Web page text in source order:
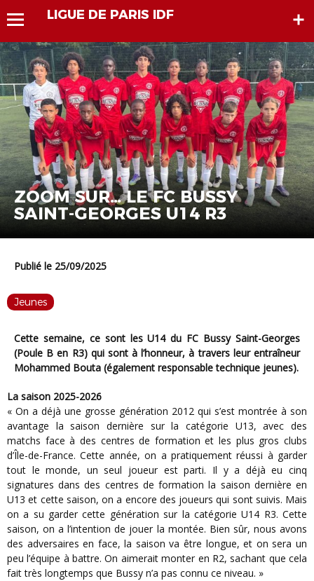
LIGUE DE PARIS IDF
ZOOM SUR… LE FC BUSSY
SAINT-GEORGES U14 R3
Publié le 25/09/2025
Jeunes
Cette semaine, ce sont les U14 du FC Bussy Saint-Georges
(Poule B en R3) qui sont à l’honneur, à travers leur entraîneur
Mohammed Bouta (également responsable technique jeunes).
La saison 2025-2026
« On a déjà une grosse génération 2012 qui s’est montrée à son
avantage la saison dernière sur la catégorie U13, avec des
matchs face à des centres de formation et les plus gros clubs
d’Île-de-France. Cette année, on a pratiquement réussi à garder
tout le monde, un seul joueur est parti. Il y a déjà eu cinq
signatures dans des centres de formation la saison dernière en
U13 et cette saison, on a encore des joueurs qui sont suivis. Mais
on a su garder cette génération sur la catégorie U14 R3. Cette
saison, on a l’intention de jouer la montée. Bien sûr, nous avons
des adversaires en face, la saison va être longue, et on sera un
peu l’équipe à battre. On aimerait monter en R2, sachant que cela
fait très longtemps que Bussy n’a pas connu ce niveau. »